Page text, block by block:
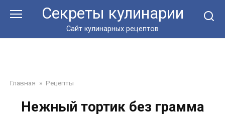
Секреты кулинарии
Сайт кулинарных рецептов
Главная » Рецепты
Нежный тортик без грамма